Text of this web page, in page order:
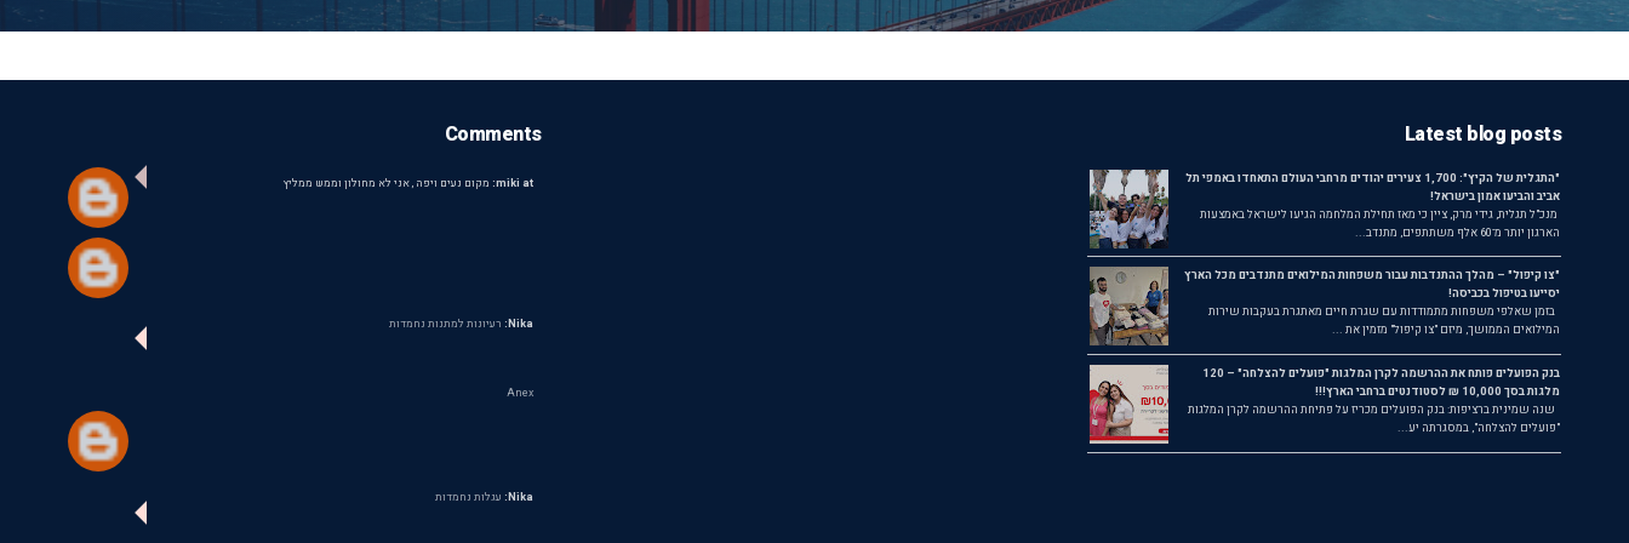
Latest blog posts
"התגלית של הקיץ": 1,700 צעירים יהודים מרחבי העולם התאחדו באמפי תל
אביב והביעו אמון בישראל!
מנכ"ל תגלית, גידי מרק, ציין כי מאז תחילת המלחמה הגיעו לישראל באמצעות
הארגון יותר מ־60 אלף משתתפים, מתנדב...
"צו קיפול" – מהלך ההתנדבות עבור משפחות המילואים מתנדבים מכל הארץ
יסייעו בטיפול בכביסה!
בזמן שאלפי משפחות מתמודדות עם שגרת חיים מאתגרת בעקבות שירות
המילואים הממושך, מיזם "צו קיפול" מזמין את ...
בנק הפועלים פותח את ההרשמה לקרן המלגות "פועלים להצלחה" – 120
מלגות בסך 10,000 ₪ לסטודנטים ברחבי הארץ!!!
שנה שמינית ברציפות: בנק הפועלים מכריז על פתיחת ההרשמה לקרן המלגות
"פועלים להצלחה", במסגרתה יע...
Comments
miki at: מקום נעים ויפה , אני לא מחולון וממש ממליץ
Nika: רעיונות למתנות נחמדות
Anex
Nika: עגלות נחמדות